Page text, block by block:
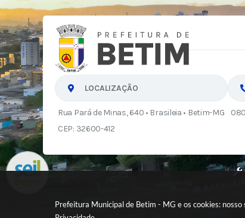
Prefeitura Municipal de Betim - MG e os cookies:
LOCALIZAÇÃO
Rua Pará de Minas, 640 • Brasileia • Betim-MG
CEP: 32600-412